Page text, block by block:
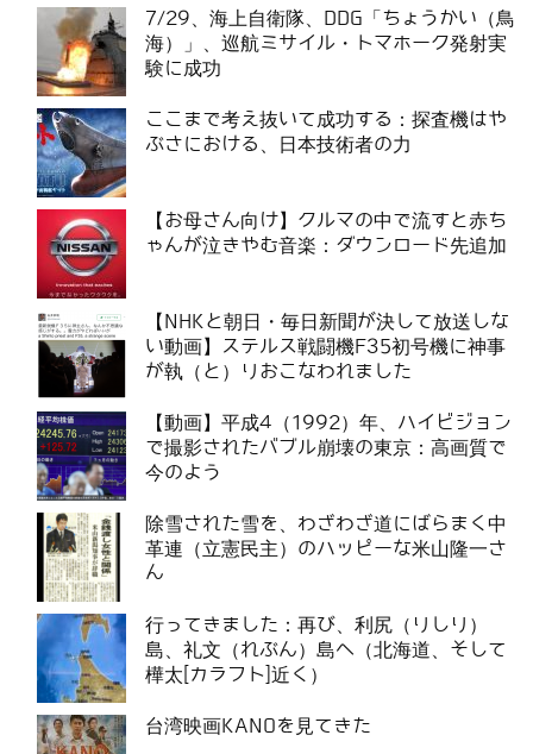
7/29、海上自衛隊、DDG「ちょうかい（鳥
海）」、巡航ミサイル・トマホーク発射実
験に成功
ここまで考え抜いて成功する：探査機はや
ぶさにおける、日本技術者の力
【お母さん向け】クルマの中で流すと赤ち
ゃんが泣きやむ音楽：ダウンロード先追加
【NHKと朝日・毎日新聞が決して放送しな
い動画】ステルス戦闘機F35初号機に神事
が執（と）りおこなわれました
【動画】平成4（1992）年、ハイビジョン
で撮影されたバブル崩壊の東京：高画質で
今のよう
除雪された雪を、わざわざ道にばらまく中
革連（立憲民主）のハッピーな米山隆一さ
ん
行ってきました：再び、利尻（りしり）
島、礼文（れぶん）島へ（北海道、そして
樺太[カラフト]近く）
台湾映画KANOを見てきた